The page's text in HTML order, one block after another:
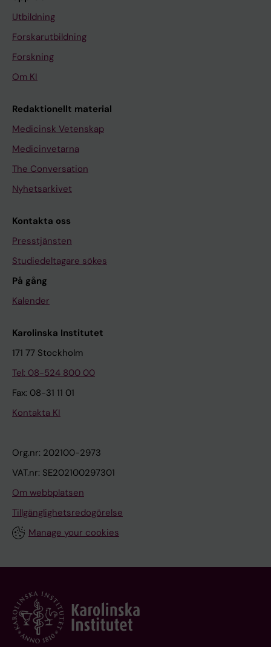
Utbildning
Forskarutbildning
Forskning
Om KI
Redaktionellt material
Medicinsk Vetenskap
Medicinvetarna
The Conversation
Nyhetsarkivet
Kontakta oss
Presstjänsten
Studiedeltagare sökes
På gång
Kalender
Karolinska Institutet
171 77 Stockholm
Tel: 08-524 800 00
Fax: 08-31 11 01
Kontakta KI
Org.nr: 202100-2973
VAT.nr: SE202100297301
Om webbplatsen
Tillgänglighetsredogörelse
Manage your cookies